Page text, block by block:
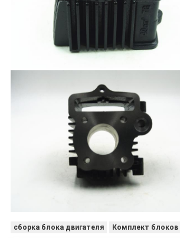
сборка блока двигателя Комплект блоков